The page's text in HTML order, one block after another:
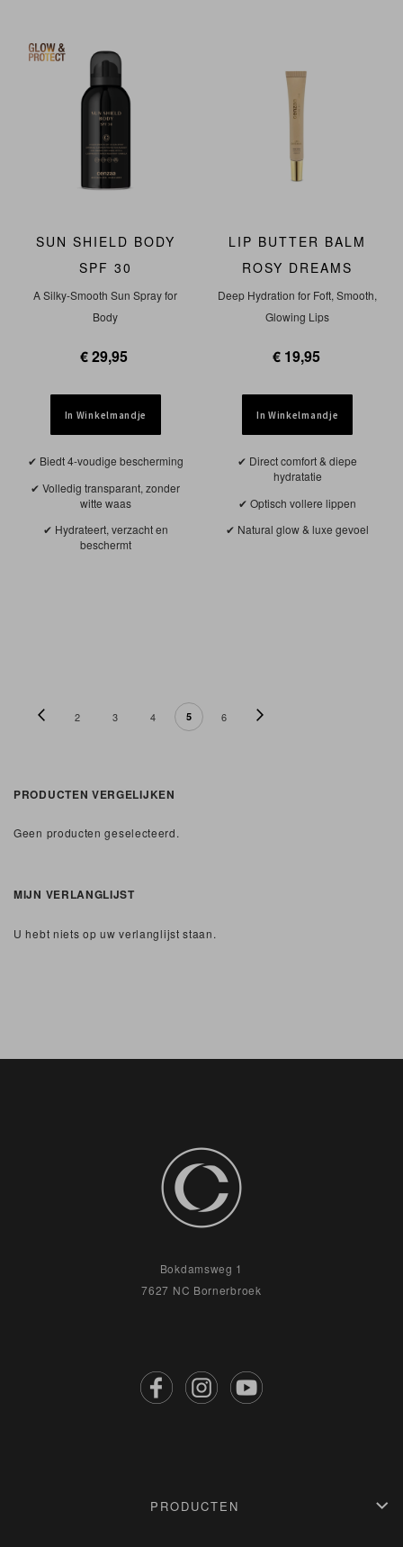
SUN SHIELD BODY
SPF 30
A Silky-Smooth Sun Spray for
Body
€ 29,95
In Winkelmandje
Biedt 4-voudige bescherming
Volledig transparant, zonder
witte waas
Hydrateert, verzacht en
beschermt
LIP BUTTER BALM
ROSY DREAMS
Deep Hydration for Foft, Smooth,
Glowing Lips
€ 19,95
In Winkelmandje
Direct comfort & diepe
hydratatie
Optisch vollere lippen
Natural glow & luxe gevoel
PAGINA
Pagina
Vorige Pagina
2 3 4 U lees momenteel pagina
5 6
PRODUCTEN VERGELIJKEN
Geen producten geselecteerd.
MIJN VERLANGLIJST
U hebt niets op uw verlanglijst staan.
Bokdamsweg 1
7627 NC Bornerbroek
PRODUCTEN